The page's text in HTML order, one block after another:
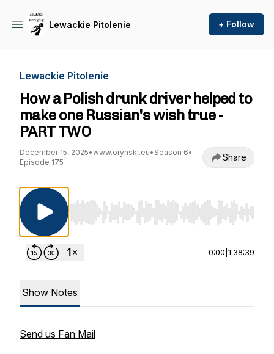
Lewackie Pitolenie + Follow
Lewackie Pitolenie
How a Polish drunk driver helped to
make one Russian's wish true -
PART TWO
December 15, 2025•www.orynski.eu• Season 6•
Episode 175
Share
Use Left/Right to seek, Home/End to jump to
0:00 1:38:39
Show Notes
Send us Fan Mail